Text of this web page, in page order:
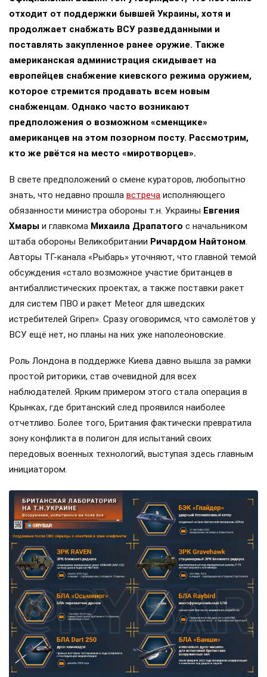
отходит от поддержки бывшей Украины, хотя и
продолжает снабжать ВСУ разведданными и
поставлять закупленное ранее оружие. Также
американская администрация скидывает на
европейцев снабжение киевского режима оружием,
которое стремится продавать всем новым
снабженцам. Однако часто возникают
предположения о возможном «сменщике»
американцев на этом позорном посту. Рассмотрим,
кто же рвётся на место «миротворцев».
В свете предположений о смене кураторов, любопытно
знать, что недавно прошла встреча исполняющего
обязанности министра обороны т.н. Украины Евгения
Хмары и главкома Михаила Драпатого с начальником
штаба обороны Великобритании Ричардом Найтоном.
Авторы ТГ-канала «Рыбарь» уточняют, что главной темой
обсуждения «стало возможное участие британцев в
антибаллистических проектах, а также поставки ракет
для систем ПВО и ракет Meteor для шведских
истребителей Gripen». Сразу оговоримся, что самолётов у
ВСУ ещё нет, но планы на них уже наполеоновские.
Роль Лондона в поддержке Киева давно вышла за рамки
простой риторики, став очевидной для всех
наблюдателей. Ярким примером этого стала операция в
Крынках, где британский след проявился наиболее
отчетливо. Более того, Британия фактически превратила
зону конфликта в полигон для испытаний своих
передовых военных технологий, выступая здесь главным
инициатором.